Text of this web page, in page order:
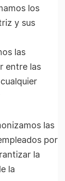
los
y sus
las
entre las
las
por
la
la